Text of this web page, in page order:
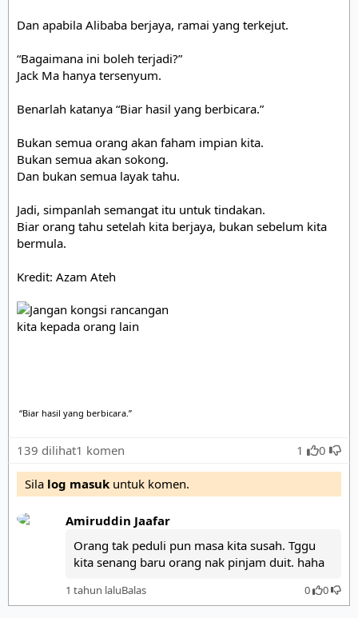
Dan apabila Alibaba berjaya, ramai yang terkejut.
“Bagaimana ini boleh terjadi?”
Jack Ma hanya tersenyum.
Benarlah katanya “Biar hasil yang berbicara.”
Bukan semua orang akan faham impian kita.
Bukan semua akan sokong.
Dan bukan semua layak tahu.
Jadi, simpanlah semangat itu untuk tindakan.
Biar orang tahu setelah kita berjaya, bukan sebelum kita
bermula.
Kredit: Azam Ateh
“Biar hasil yang berbicara.”
139 dilihat1 komen 1 0
Sila log masuk untuk komen.
Amiruddin Jaafar
Orang tak peduli pun masa kita susah. Tggu
kita senang baru orang nak pinjam duit. haha
1 tahun laluBalas 0 0